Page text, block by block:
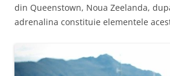
din Queenstown, Noua Zeelanda,
adrenalina constituie elementele